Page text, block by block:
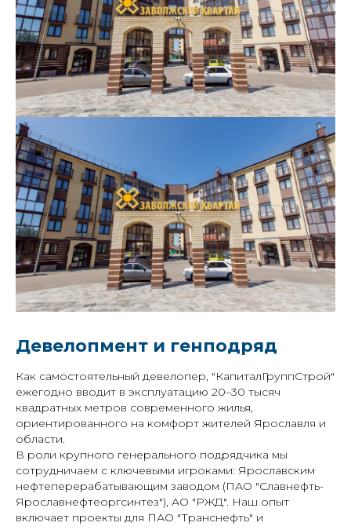
Девелопмент и генподряд
Как самостоятельный девелопер, "КапиталГруппСтрой"
ежегодно вводит в эксплуатацию 20–30 тысяч
квадратных метров современного жилья,
ориентированного на комфорт жителей Ярославля и
области.
В роли крупного генерального подрядчика мы
сотрудничаем с ключевыми игроками: Ярославским
нефтеперерабатывающим заводом (ПАО "Славнефть-
Ярославнефтеоргсинтез"), АО "РЖД". Наш опыт
включает проекты для ПАО "Транснефть" и